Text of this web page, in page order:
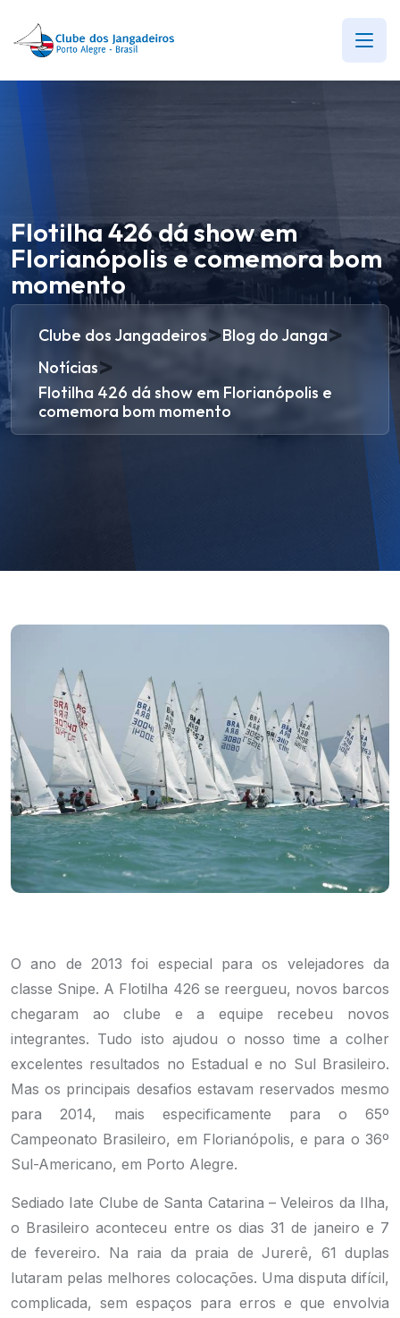
Flotilha 426 dá show em
Florianópolis e comemora bom
momento
Clube dos Jangadeiros>Blog do Janga>
Notícias>
Flotilha 426 dá show em Florianópolis e
comemora bom momento
O ano de 2013 foi especial para os velejadores da
classe Snipe. A Flotilha 426 se reergueu, novos barcos
chegaram ao clube e a equipe recebeu novos
integrantes. Tudo isto ajudou o nosso time a colher
excelentes resultados no Estadual e no Sul Brasileiro.
Mas os principais desafios estavam reservados mesmo
para 2014, mais especificamente para o 65º
Campeonato Brasileiro, em Florianópolis, e para o 36º
Sul-Americano, em Porto Alegre.
Sediado Iate Clube de Santa Catarina – Veleiros da Ilha,
o Brasileiro aconteceu entre os dias 31 de janeiro e 7
de fevereiro. Na raia da praia de Jurerê, 61 duplas
lutaram pelas melhores colocações. Uma disputa difícil,
complicada, sem espaços para erros e que envolvia